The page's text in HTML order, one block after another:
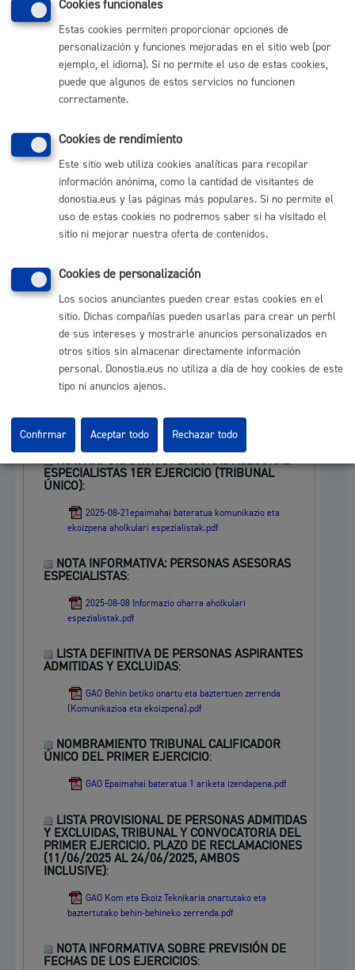
komunikazio eta ekoizpen teknikaria PW.pdf
EJERCICIO 2: RESPUESTAS CORRECTAS
PREGUNTAS 3 Y 4:
NOTA INFORMATIVA: CRITERIOS DE
EVALUACIÓN Y FECHA DEFINITIVA PARA RESTO
DE EJERCICIOS
Acuerdos del Tribunal calificador de la sesión del 4
de septiembre de 2025:
2025-09-04 Komunikazio eta ekoizpen teknikaria 2
ariketa deialdia eta irizpideak.pdf
RESULTADOS PROVISIONALES EJERCICIO 1 Y
PLANTILLAS DE CORRECCIÓN
Para acceder, utilizar la contraseña propia del
proceso:
Zuzentzeko - 2025 EPE - Erantzun orria - 1.A ariketa.pdf
Zuzentzeko - 2025 EPE - Erantzun orria - 1.B ariketa -
Komunikazio eta ekoizpen teknikaria.pdf
NOTA INFORMATIVA: PERSONAS ASESORAS
ESPECIALISTAS 1ER EJERCICIO (TRIBUNAL
ÚNICO):
2025-08-21epaimahai bateratua komunikazio eta
ekoizpena aholkulari espezialistak.pdf
NOTA INFORMATIVA: PERSONAS ASESORAS
ESPECIALISTAS:
2025-08-08 Informazio oharra aholkulari
espezialistak.pdf
LISTA DEFINITIVA DE PERSONAS ASPIRANTES
ADMITIDAS Y EXCLUIDAS:
GAO Behin betiko onartu eta baztertuen zerrenda
(Komunikazioa eta ekoizpena).pdf
NOMBRAMIENTO TRIBUNAL CALIFICADOR
ÚNICO DEL PRIMER EJERCICIO:
GAO Epaimahai bateratua 1 ariketa izendapena.pdf
LISTA PROVISIONAL DE PERSONAS ADMITIDAS
Y EXCLUIDAS, TRIBUNAL Y CONVOCATORIA DEL
PRIMER EJERCICIO. PLAZO DE RECLAMACIONES
(11/06/2025 AL 24/06/2025, AMBOS
INCLUSIVE):
GAO Kom eta Ekoiz Teknikaria onartutako eta
baztertutako behin-behineko zerrenda.pdf
NOTA INFORMATIVA SOBRE PREVISIÓN DE
FECHAS DE LOS EJERCICIOS:
Cookies funcionales
Estas cookies permiten proporcionar opciones de
personalización y funciones mejoradas en el sitio web (por
ejemplo, el idioma). Si no permite el uso de estas cookies,
puede que algunos de estos servicios no funcionen
correctamente.
Cookies de rendimiento
Este sitio web utiliza cookies analíticas para recopilar
información anónima, como la cantidad de visitantes de
donostia.eus y las páginas más populares. Si no permite el
uso de estas cookies no podremos saber si ha visitado el
sitio ni mejorar nuestra oferta de contenidos.
Cookies de personalización
Los socios anunciantes pueden crear estas cookies en el
sitio. Dichas compañías pueden usarlas para crear un perfil
de sus intereses y mostrarle anuncios personalizados en
otros sitios sin almacenar directamente información
personal. Donostia.eus no utiliza a día de hoy cookies de este
tipo ni anuncios ajenos.
Rechazar todo
Confirmar Aceptar todo